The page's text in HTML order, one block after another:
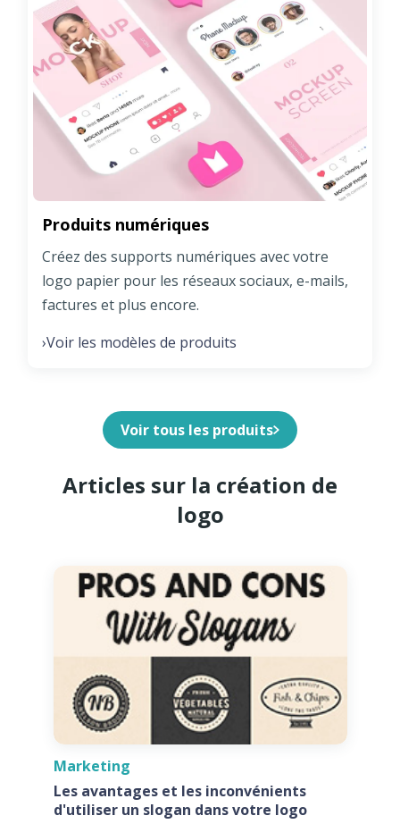
Produits numériques
Créez des supports numériques avec votre
logo papier pour les réseaux sociaux, e-mails,
factures et plus encore.
›Voir les modèles de produits
Voir tous les produits
Articles sur la création de
logo
Marketing
Les avantages et les inconvénients
d'utiliser un slogan dans votre logo